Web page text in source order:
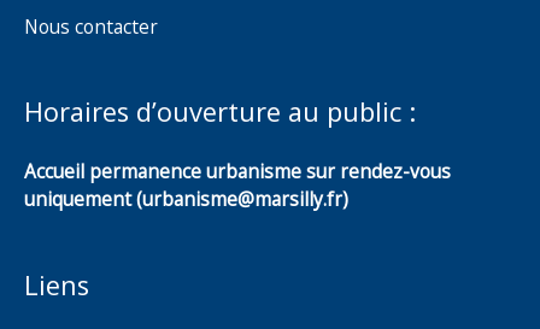
Nous contacter
Horaires d’ouverture au public :
Accueil permanence urbanisme sur rendez-vous
uniquement (urbanisme@marsilly.fr)
Liens